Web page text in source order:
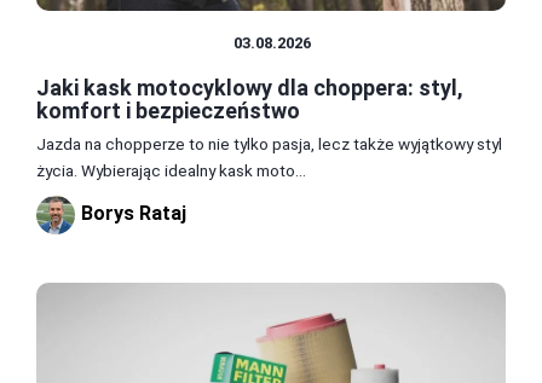
03.08.2026
Jaki kask motocyklowy dla choppera: styl,
komfort i bezpieczeństwo
Jazda na chopperze to nie tylko pasja, lecz także wyjątkowy styl
życia. Wybierając idealny kask moto...
Borys Rataj